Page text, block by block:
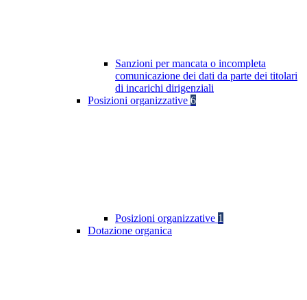
Sanzioni per mancata o incompleta
comunicazione dei dati da parte dei titolari
di incarichi dirigenziali
Posizioni organizzative 6
Posizioni organizzative 1
Dotazione organica